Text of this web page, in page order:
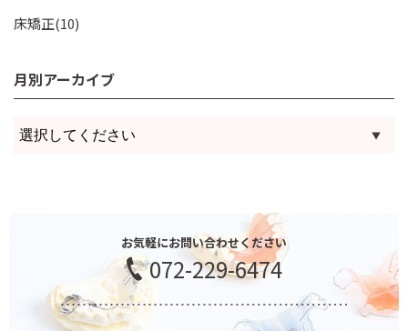
床矯正(10)
月別アーカイブ
お気軽にお問い合わせください
072-229-6474